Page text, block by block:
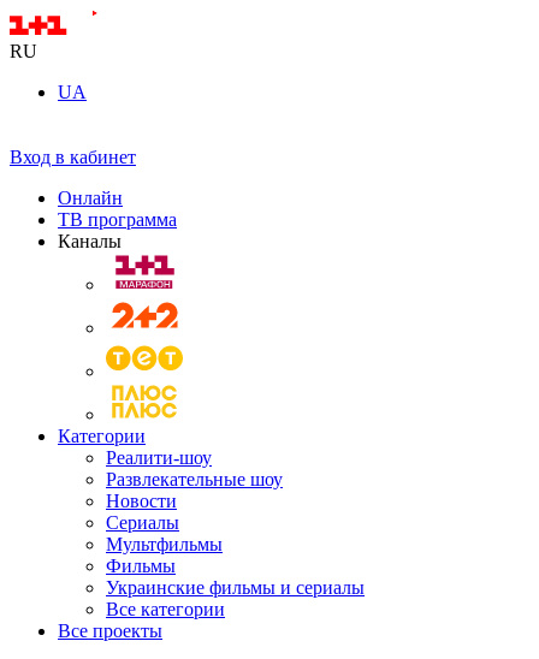
RU
UA
Вход в кабинет
Онлайн
ТВ программа
Каналы
Категории
Реалити-шоу
Развлекательные шоу
Новости
Сериалы
Мультфильмы
Фильмы
Украинские фильмы и сериалы
Все категории
Все проекты